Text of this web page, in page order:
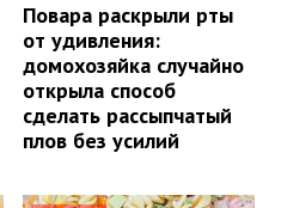
Повара раскрыли рты
от удивления:
домохозяйка случайно
открыла способ
сделать рассыпчатый
плов без усилий